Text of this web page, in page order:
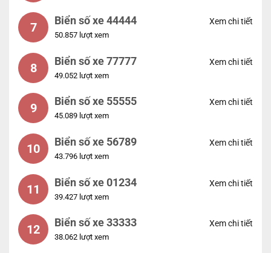
7 Biển số xe 44444
50.857 lượt xem
Xem chi tiết
8 Biển số xe 77777
49.052 lượt xem
Xem chi tiết
9 Biển số xe 55555
45.089 lượt xem
Xem chi tiết
10 Biển số xe 56789
43.796 lượt xem
Xem chi tiết
11 Biển số xe 01234
39.427 lượt xem
Xem chi tiết
12 Biển số xe 33333
38.062 lượt xem
Xem chi tiết